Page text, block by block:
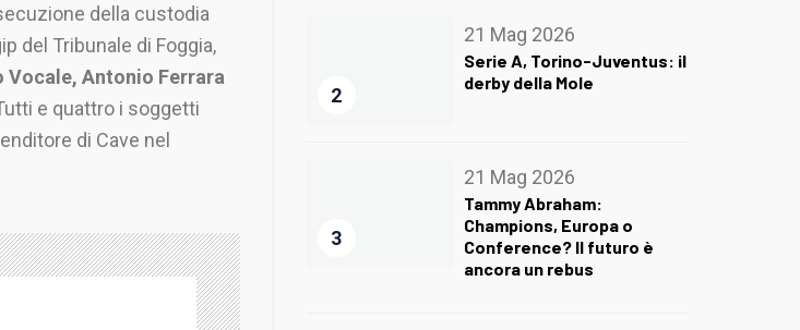
della custodia
del Tribunale di Foggia,
Antonio Ferrara
e quattro i soggetti
di Cave nel
2
21 Mag 2026
Serie A, Torino-Juventus: il
derby della Mole
3
21 Mag 2026
Tammy Abraham:
Champions, Europa o
Conference? Il futuro è
ancora un rebus